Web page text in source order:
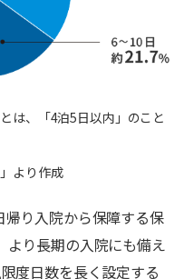
は、「4泊5日以内」のこと
より作成
り入院から保障する保
より長期の入院にも備え
度日数を長く設定する